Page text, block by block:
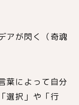
アが閃く（奇魂
葉によって自分
選択」や「行